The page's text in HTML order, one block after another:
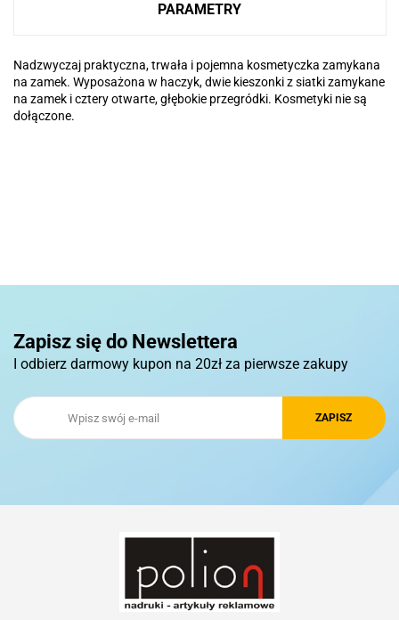
PARAMETRY
Nadzwyczaj praktyczna, trwała i pojemna kosmetyczka zamykana
na zamek. Wyposażona w haczyk, dwie kieszonki z siatki zamykane
na zamek i cztery otwarte, głębokie przegródki. Kosmetyki nie są
dołączone.
Royal Design
Zapisz się do Newslettera
I odbierz darmowy kupon na 20zł za pierwsze zakupy